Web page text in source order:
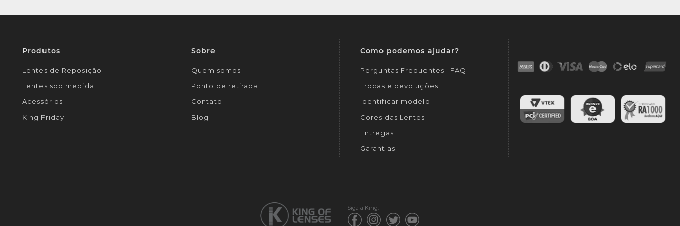
Produtos
Lentes de Reposição
Lentes sob medida
Acessórios
King Friday
Sobre
Quem somos
Ponto de retirada
Contato
Blog
Como podemos ajudar?
Perguntas Frequentes | FAQ
Trocas e devoluções
Identificar modelo
Cores das Lentes
Entregas
Garantias
Siga a King: